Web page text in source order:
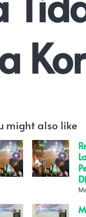
might also like